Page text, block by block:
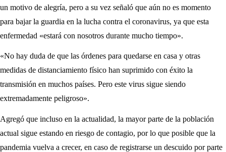
un motivo de alegría, pero a su vez señaló que aún no es momento
para bajar la guardia en la lucha contra el coronavirus, ya que esta
enfermedad «estará con nosotros durante mucho tiempo».
«No hay duda de que las órdenes para quedarse en casa y otras
medidas de distanciamiento físico han suprimido con éxito la
transmisión en muchos países. Pero este virus sigue siendo
extremadamente peligroso».
Agregó que incluso en la actualidad, la mayor parte de la población
actual sigue estando en riesgo de contagio, por lo que posible que la
pandemia vuelva a crecer, en caso de registrarse un descuido por parte